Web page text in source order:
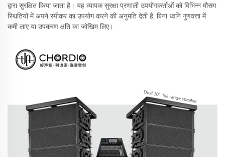
द्वारा सुरक्षित किया जाता है। यह व्यापक सुरक्षा प्रणाली उपयोगकर्ताओं को विभिन्न मौसम
स्थितियों में अपने स्पीकर का उपयोग करने की अनुमति देती है, बिना ध्वनि गुणवत्ता में
कमी लाए या उपकरण क्षति का जोखिम लिए।